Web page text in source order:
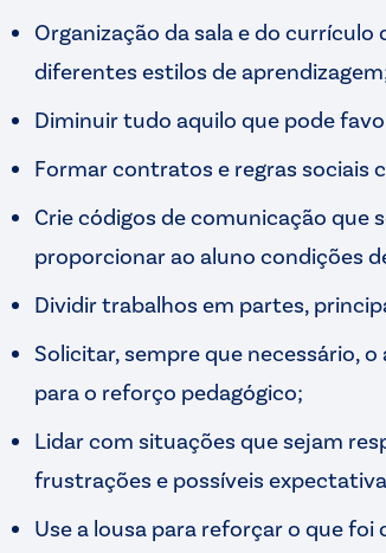
Organização da sala e do
diferentes estilos de
Diminuir tudo aquilo que pode
Formar contratos e regras sociais
Crie códigos de comunicação que
proporcionar ao aluno condições
Dividir trabalhos em partes,
Solicitar, sempre que necessário,
para o reforço pedagógico;
Lidar com situações que sejam
frustrações e possíveis
Use a lousa para reforçar o que foi